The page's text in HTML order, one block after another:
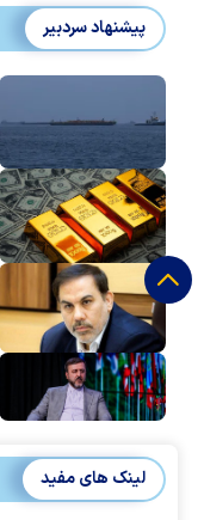
پیشنهاد سردبیر
لینک های مفید